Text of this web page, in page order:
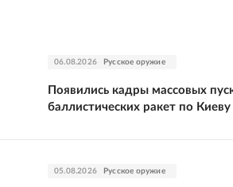
06.08.2026 Русское оружие
Появились кадры массовых
баллистических ракет по Киеву
05.08.2026 Русское оружие